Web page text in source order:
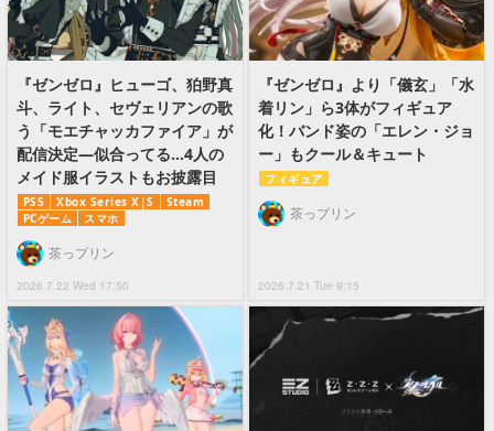
『ゼンゼロ』ヒューゴ、狛野真
斗、ライト、セヴェリアンの歌
う「モエチャッカファイア」が
配信決定―似合ってる…4人の
メイド服イラストもお披露目
PS5 Xbox Series X|S
Steam
PCゲーム
スマホ
2026.7.22 Wed 17:50
茶っプリン
『ゼンゼロ』より「儀玄」「水
着リン」ら3体がフィギュア
化！バンド姿の「エレン・ジョ
ー」もクール＆キュート
フィギュア
2026.7.21 Tue 9:15
茶っプリン